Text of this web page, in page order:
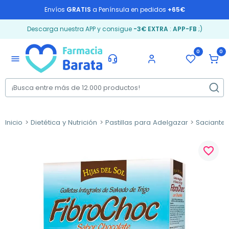
Envíos GRATIS a Península en pedidos +65€
Descarga nuestra APP y consigue -3€ EXTRA: APP-FB ;)
menu
0 0
Inicio Dietética y Nutrición Pastillas para Adelgazar Saciantes
favorite_border